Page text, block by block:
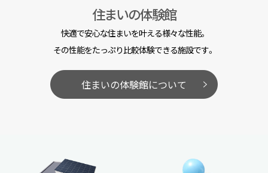
住まいの体験館
快適で安心な住まいを叶える様々な性能。
その性能をたっぷり比較体験できる施設です。
住まいの体験館について